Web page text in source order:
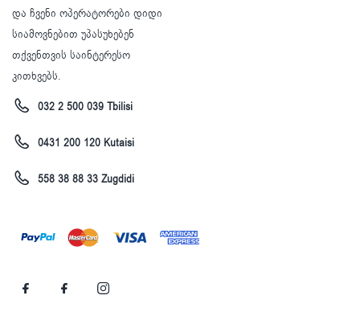
და ჩვენი ოპერატორები დიდი
სიამოვნებით უპასუხებენ
თქვენთვის საინტერესო
კითხვებს.
032 2 500 039 Tbilisi
0431 200 120 Kutaisi
558 38 88 33 Zugdidi